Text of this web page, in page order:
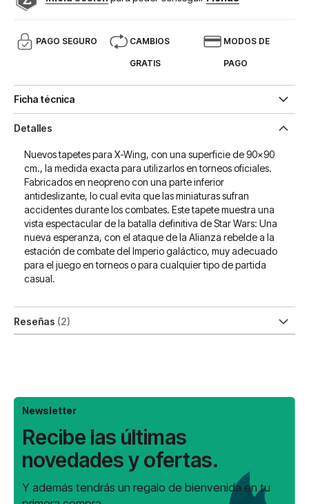
PAGO SEGURO CAMBIOS
GRATIS
MODOS DE
PAGO
Ficha técnica
Detalles
Nuevos tapetes para X-Wing, con una superficie de 90x90
cm., la medida exacta para utilizarlos en torneos oficiales.
Fabricados en neopreno con una parte inferior
antideslizante, lo cual evita que las miniaturas sufran
accidentes durante los combates. Este tapete muestra una
vista espectacular de la batalla definitiva de Star Wars: Una
nueva esperanza, con el ataque de la Alianza rebelde a la
estación de combate del Imperio galáctico, muy adecuado
para el juego en torneos o para cualquier tipo de partida
casual.
Reseñas 2
Newsletter
Recibe las últimas
novedades y ofertas.
Y además tendrás un regalo de bienvenida en tu